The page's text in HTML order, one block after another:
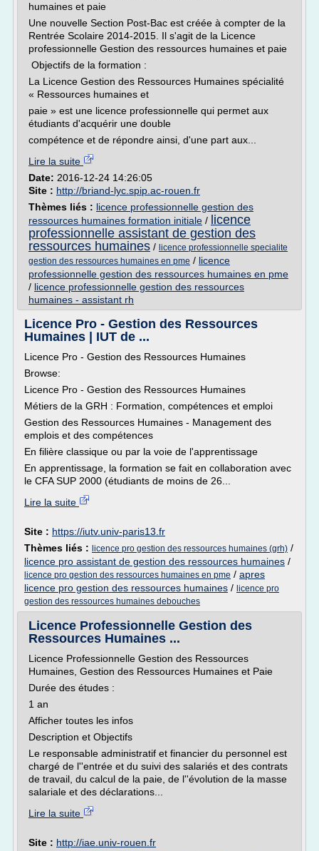
humaines et paie
Une nouvelle Section Post-Bac est créée à compter de la
Rentrée Scolaire 2014-2015. Il s'agit de la Licence
professionnelle Gestion des ressources humaines et paie
Objectifs de la formation :
La Licence Gestion des Ressources Humaines spécialité
« Ressources humaines et
paie » est une licence professionnelle qui permet aux
étudiants d'acquérir une double
compétence et de répondre ainsi, d'une part aux...
Lire la suite
Date: 2016-12-24 14:26:05
Site : http://briand-lyc.spip.ac-rouen.fr
Thèmes liés : licence professionnelle gestion des
ressources humaines formation initiale / licence
professionnelle assistant de gestion des
ressources humaines / licence professionnelle specialite
gestion des ressources humaines en pme / licence
professionnelle gestion des ressources humaines en pme
/ licence professionnelle gestion des ressources
humaines - assistant rh
Licence Pro - Gestion des Ressources
Humaines | IUT de ...
Licence Pro - Gestion des Ressources Humaines
Browse:
Licence Pro - Gestion des Ressources Humaines
Métiers de la GRH : Formation, compétences et emploi
Gestion des Ressources Humaines - Management des
emplois et des compétences
En filière classique ou par la voie de l'apprentissage
En apprentissage, la formation se fait en collaboration avec
le CFA SUP 2000 (étudiants de moins de 26...
Lire la suite
Site : https://iutv.univ-paris13.fr
Thèmes liés : licence pro gestion des ressources humaines (grh) /
licence pro assistant de gestion des ressources humaines /
licence pro gestion des ressources humaines en pme / apres
licence pro gestion des ressources humaines / licence pro
gestion des ressources humaines debouches
Licence Professionnelle Gestion des
Ressources Humaines ...
Licence Professionnelle Gestion des Ressources
Humaines, Gestion des Ressources Humaines et Paie
Durée des études :
1 an
Afficher toutes les infos
Description et Objectifs
Le responsable administratif et financier du personnel est
chargé de l''entrée et du suivi des salariés et des contrats
de travail, du calcul de la paie, de l''évolution de la masse
salariale et des déclarations...
Lire la suite
Site : http://iae.univ-rouen.fr